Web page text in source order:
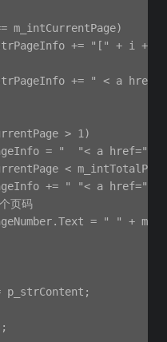
m_intCurrentPage)
+= "[" + i +
+= " < a
> 1)
= "  "< a
<
+= " "< a
页码
= " " +
p_strContent;